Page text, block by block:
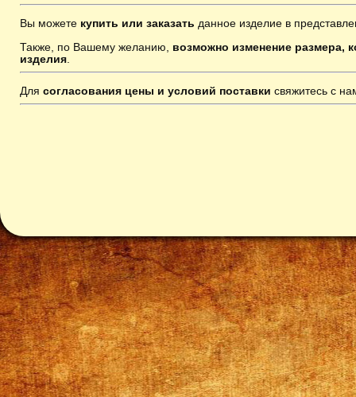
Вы можете купить или заказать данное изделие в
Также, по Вашему желанию, возможно изменение размера,
изделия
Для согласования цены и условий поставки свяжитесь с